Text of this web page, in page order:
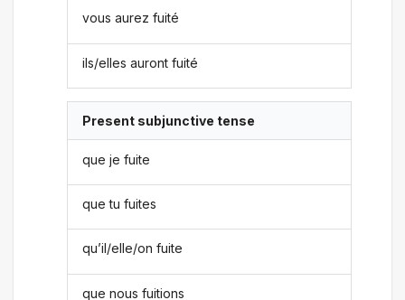
vous aurez fuité
ils/elles auront fuité
Present subjunctive tense
que je fuite
que tu fuites
qu’il/elle/on fuite
que nous fuitions